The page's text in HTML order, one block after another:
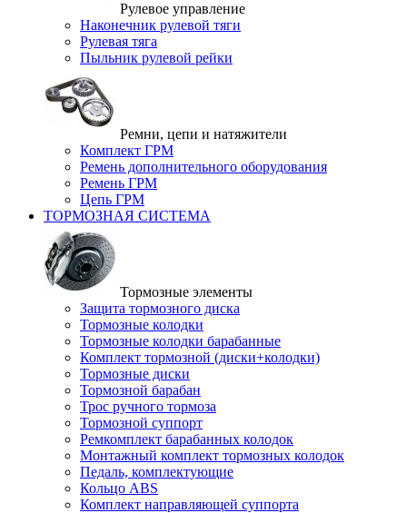
Рулевое управление
Наконечник рулевой тяги
Рулевая тяга
Пыльник рулевой рейки
Ремни, цепи и натяжители
Комплект ГРМ
Ремень дополнительного оборудования
Ремень ГРМ
Цепь ГРМ
ТОРМОЗНАЯ СИСТЕМА
Тормозные элементы
Защита тормозного диска
Тормозные колодки
Тормозные колодки барабанные
Комплект тормозной (диски+колодки)
Тормозные диски
Тормозной барабан
Трос ручного тормоза
Тормозной суппорт
Ремкомплект барабанных колодок
Монтажный комплект тормозных колодок
Педаль, комплектующие
Кольцо ABS
Комплект направляющей суппорта